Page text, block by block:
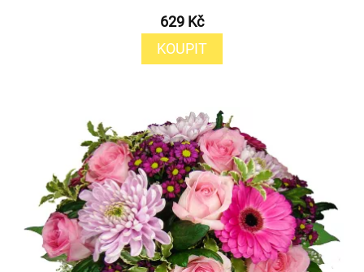
629 Kč
KOUPIT